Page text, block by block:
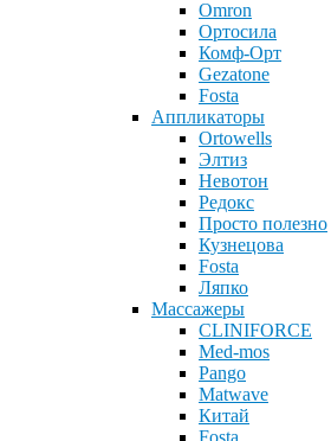
Omron
Ортосила
Комф-Орт
Gezatone
Fosta
Аппликаторы
Ortowells
Элтиз
Невотон
Редокс
Просто полезно
Кузнецова
Fosta
Ляпко
Массажеры
CLINIFORCE
Med-mos
Pango
Matwave
Китай
Fosta